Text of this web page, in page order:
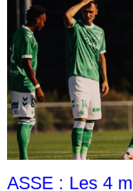
ASSE : Les 4